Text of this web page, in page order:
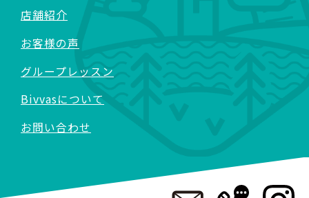
店舗紹介
お客様の声
グループレッスン
Bivvasについて
お問い合わせ